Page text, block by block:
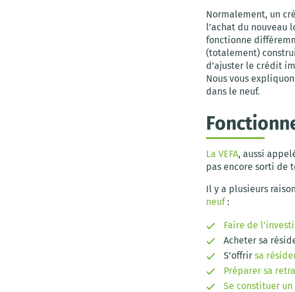
Normalement, un
l’achat du nouveau
fonctionne
(totalement)
d’ajuster le crédit
Nous vous
dans le neuf.
La VEFA, aussi
pas encore sorti de
Il y a plusieurs
neuf:
Faire de
Acheter sa
S’offrir sa
Préparer sa
Se constituer